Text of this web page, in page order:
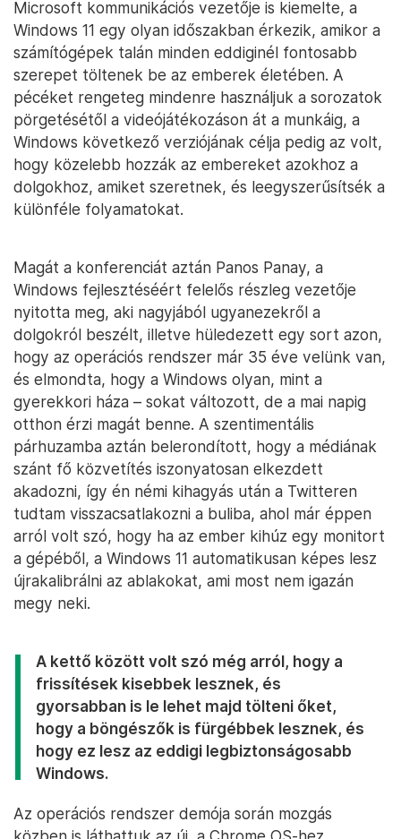
Microsoft kommunikációs vezetője is kiemelte, a
Windows 11 egy olyan időszakban érkezik, amikor a
számítógépek talán minden eddiginél fontosabb
szerepet töltenek be az emberek életében. A
pécéket rengeteg mindenre használjuk a sorozatok
pörgetésétől a videójátékozáson át a munkáig, a
Windows következő verziójának célja pedig az volt,
hogy közelebb hozzák az embereket azokhoz a
dolgokhoz, amiket szeretnek, és leegyszerűsítsék a
különféle folyamatokat.
Magát a konferenciát aztán Panos Panay, a
Windows fejlesztéséért felelős részleg vezetője
nyitotta meg, aki nagyjából ugyanezekről a
dolgokról beszélt, illetve hüledezett egy sort azon,
hogy az operációs rendszer már 35 éve velünk van,
és elmondta, hogy a Windows olyan, mint a
gyerekkori háza – sokat változott, de a mai napig
otthon érzi magát benne. A szentimentális
párhuzamba aztán belerondított, hogy a médiának
szánt fő közvetítés iszonyatosan elkezdett
akadozni, így én némi kihagyás után a Twitteren
tudtam visszacsatlakozni a buliba, ahol már éppen
arról volt szó, hogy ha az ember kihúz egy monitort
a gépéből, a Windows 11 automatikusan képes lesz
újrakalibrálni az ablakokat, ami most nem igazán
megy neki.
A kettő között volt szó még arról, hogy a
frissítések kisebbek lesznek, és
gyorsabban is le lehet majd tölteni őket,
hogy a böngészők is fürgébbek lesznek, és
hogy ez lesz az eddigi legbiztonságosabb
Windows.
Az operációs rendszer demója során mozgás